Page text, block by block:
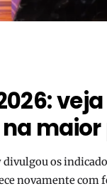
os
novamente com